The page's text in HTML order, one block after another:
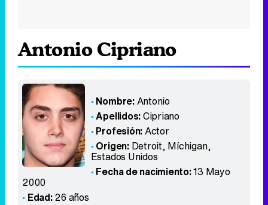
Antonio Cipriano
Nombre:Antonio
Apellidos:Cipriano
Profesión:Actor
Origen: Detroit, Míchigan,
Estados Unidos
Fecha de nacimiento:13 Mayo
2000
Edad:26 años